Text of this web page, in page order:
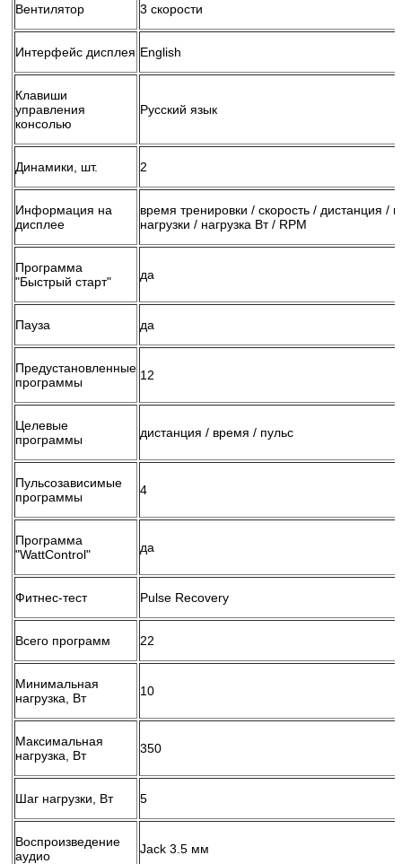
Вентилятор 3 скорости
Интерфейс дисплея English
Клавиши
управления
консолью
Русский язык
Динамики, шт. 2
Информация на
дисплее
время тренировки / скорость / дистанция /
нагрузки / нагрузка Вт / RPM
Программа
"Быстрый старт"
да
Пауза да
Предустановленные
программы
12
Целевые
программы
дистанция / время / пульс
Пульсозависимые
программы
4
Программа
"WattControl"
да
Фитнес-тест Pulse Recovery
Всего программ 22
Минимальная
нагрузка, Вт
10
Максимальная
нагрузка, Вт
350
Шаг нагрузки, Вт 5
Воспроизведение
аудио
Jack 3.5 мм